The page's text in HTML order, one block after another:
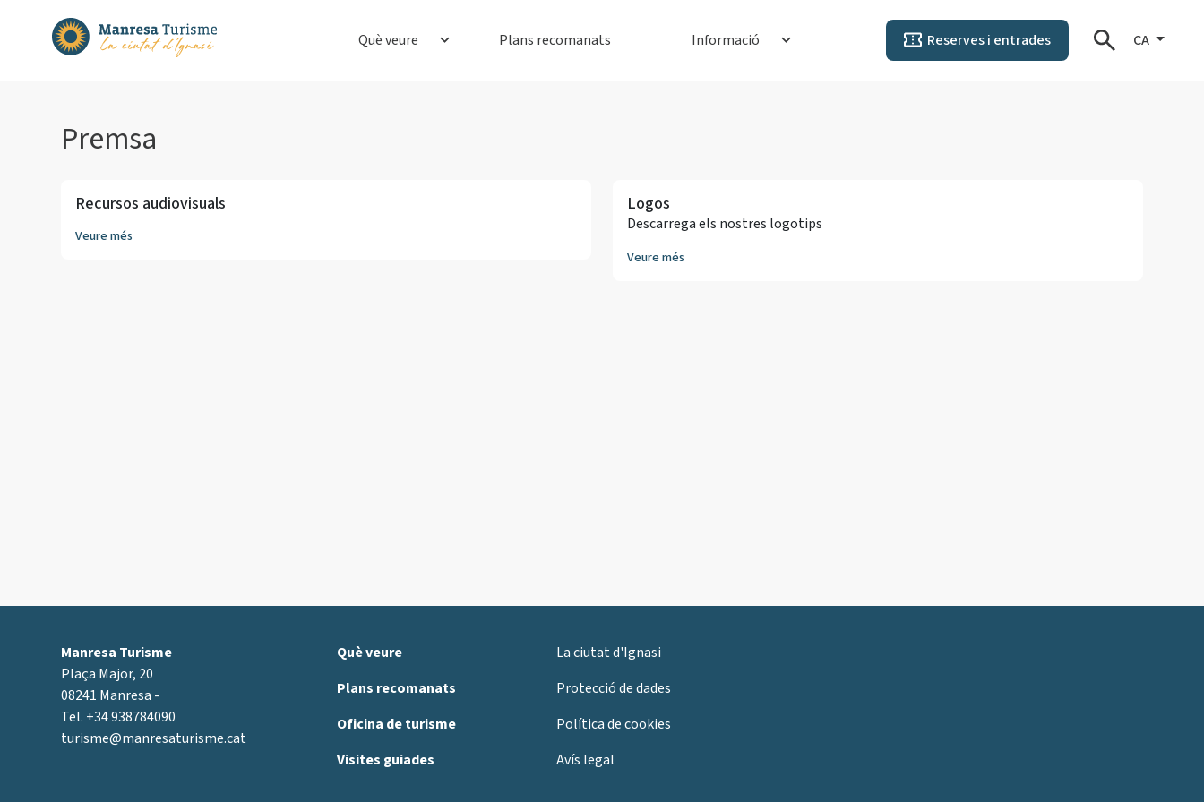
Què veure Plans recomanats Informació Reserves i entrades CA
Premsa
Recursos audiovisuals
Veure més
Logos
Descarrega els nostres logotips
Veure més
Manresa Turisme
Plaça Major, 20
08241 Manresa -
Tel. +34 938784090
turisme@manresaturisme.cat
Què veure
Plans recomanats
Oficina de turisme
Visites guiades
La ciutat d'Ignasi
Protecció de dades
Política de cookies
Avís legal